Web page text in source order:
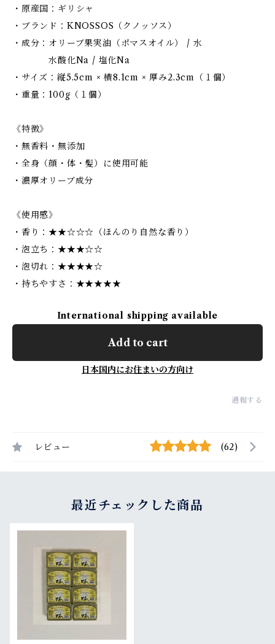
・原産国：ギリシャ
・ブランド：KNOSSOS（クノッソス）
・成分：オリーブ果実油（ポマスオイル） / 水
水酸化Na / 塩化Na
・サイズ：縦5.5cm × 横8.1cm × 厚み2.3cm（１個）
・重量：100g（１個）
《特徴》
・無香料・無添加
・全身（顔・体・髪）に使用可能
・濃厚オリーブ成分
《使用感》
・香り：★★☆☆☆（ほんのり自然な香り）
・泡立ち：★★★☆☆
・泡切れ：★★★★☆
・持ちやすさ：★★★★★
International shipping available
Add to cart
日本国内にお住まいの方向け
通報する
レビュー (62)
最近チェックした商品